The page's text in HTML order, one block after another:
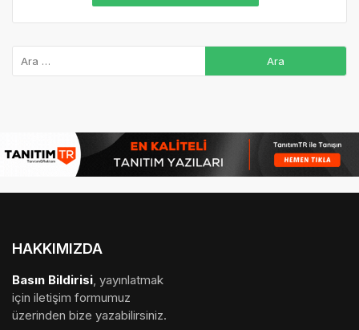
HAKKIMIZDA
Basın Bildirisi, yayınlatmak
için iletişim formumuz
üzerinden bize yazabilirsiniz.